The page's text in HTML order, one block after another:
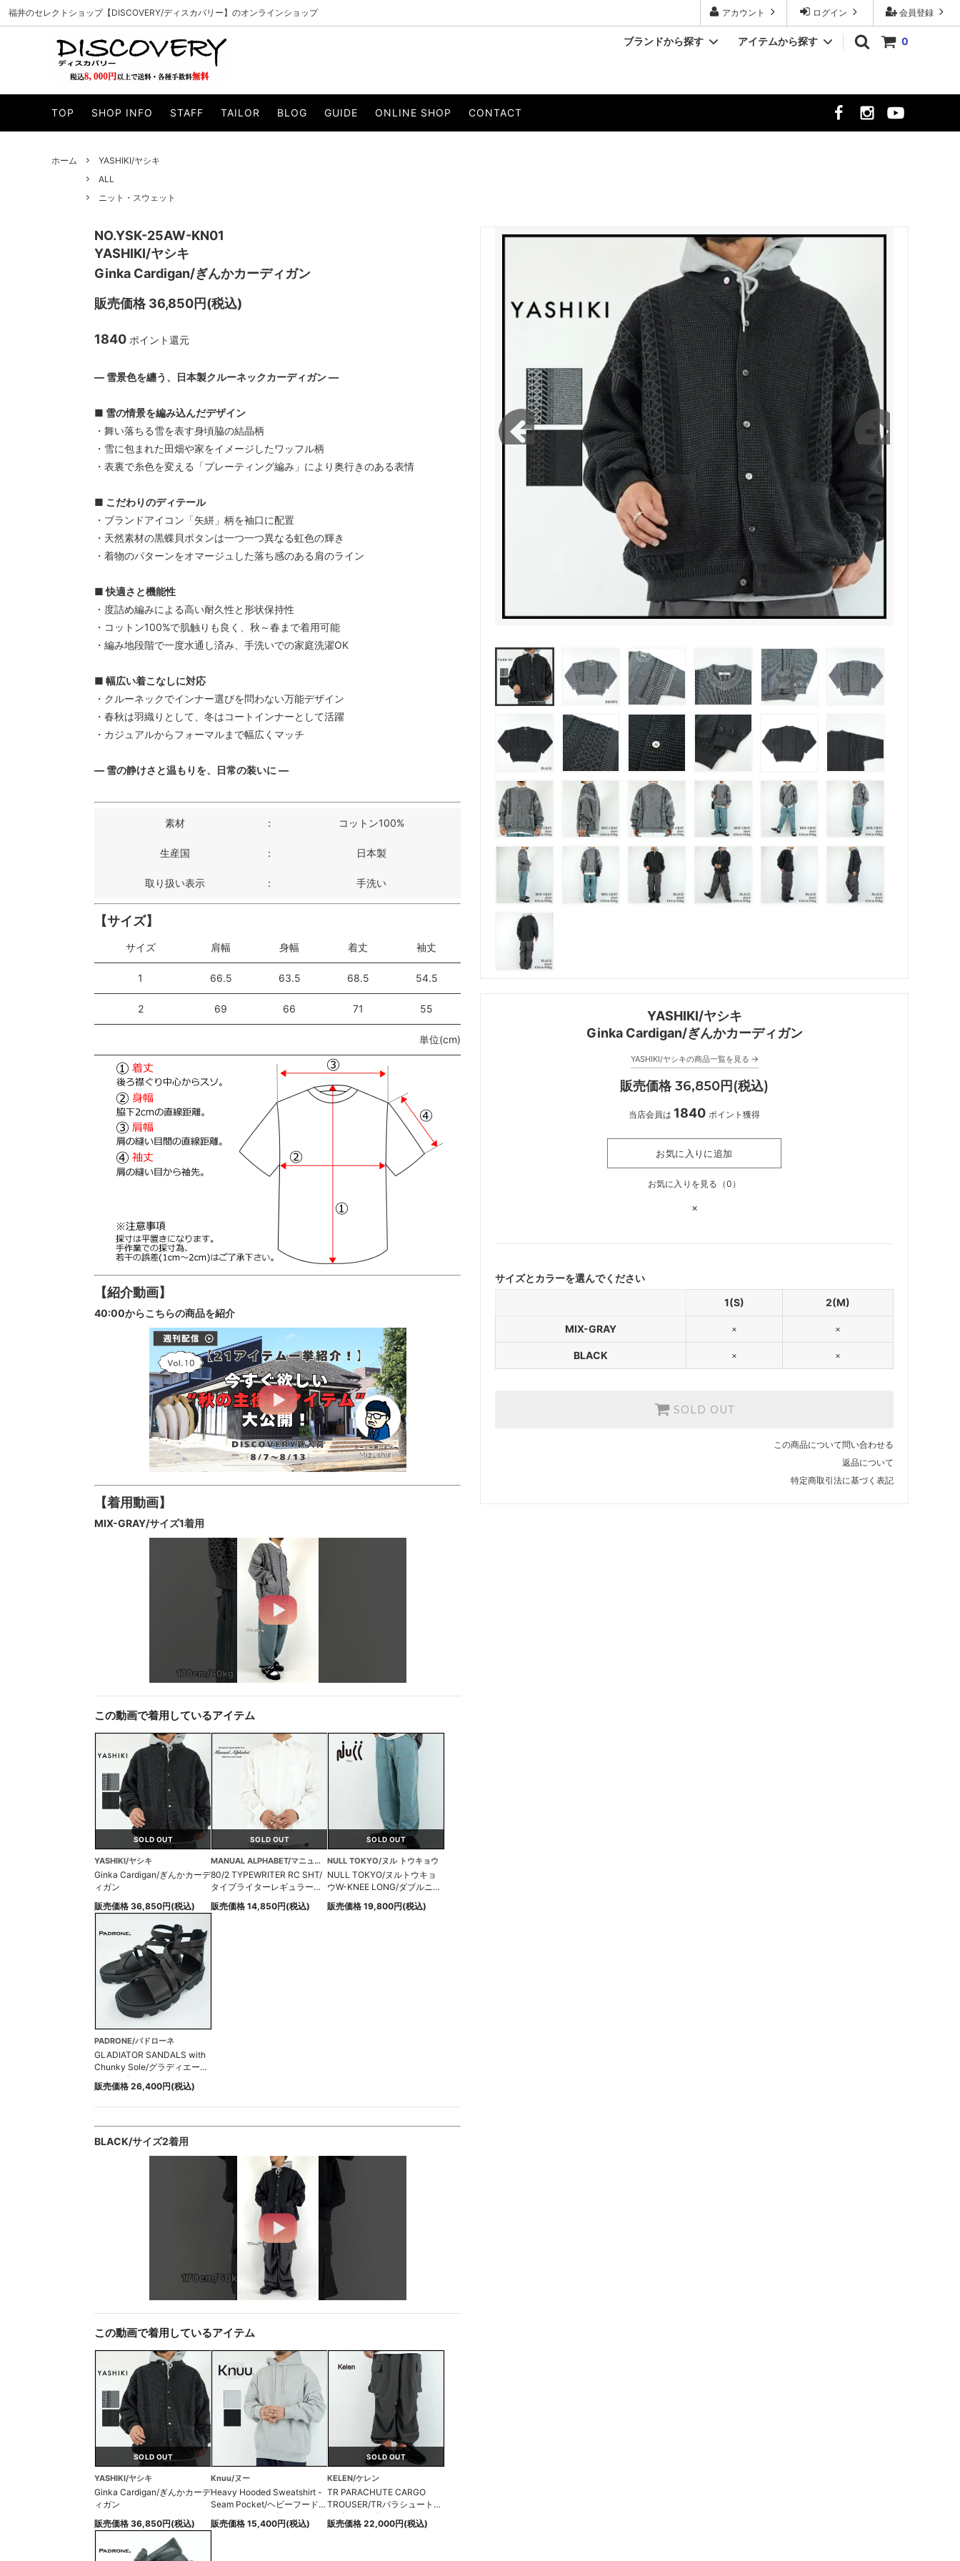
会員登録
ログイン
アカウント
福井のセレクトショップ【DISCOVERY/ディスカバリー】のオンラインショップ
0
ブランドから探す
MANUAL ALPHABET/マニュアルアルファベ
ット
WHEELROBE/ウィールローブ PERS PROJECTS/パースプロジェクト
VAGUE WATCH CO./ヴァーグウォッチカン
WELLDER/ウェルダー
SUNCORE/サンコア LUCEBER/ルースバー
unre:count/アンリカウント OPULENCE/オーピュレンス hayt/ハイト
Modem design/モデムデザイン PRODUCT LAB./プロダクトラボ Si/エスアイ
Bernabeu/ベルナベウ
アイテムから探す
ニット・スウェット カットソー・Tシャツ パンツ
サイフ・バッグ
TOP SHOP INFO STAFF TAILOR BLOG GUIDE ONLINE SHOP CONTACT
ホーム
YASHIKI/ヤシキ
ALL
ニット・スウェット
YASHIKI/ヤシキ
Ginka Cardigan/ぎんかカーディガン
YASHIKI/ヤシキの商品一覧を見る →
販売価格 36,850円(税込)
当店会員は 1840 ポイント獲得
お気に入りに追加
お気に入りを見る（0 ）
×
サイズとカラーを選んでください
1(S)
2(M)
MIX-GRAY × ×
BLACK × ×
SOLD OUT
この商品について問い合わせる
返品について
特定商取引法に基づく表記
NO.YSK-25AW-KN01
YASHIKI/ヤシキ
Ginka Cardigan/ぎんかカーディガン
販売価格 36,850円(税込)
1840 ポイント還元
― 雪景色を纏う、日本製クルーネックカーディガン ―
■ 雪の情景を編み込んだデザイン
・舞い落ちる雪を表す身頃脇の結晶柄
・雪に包まれた田畑や家をイメージしたワッフル柄
・表裏で糸色を変える「プレーティング編み」により奥行きのある表情
■ こだわりのディテール
・ブランドアイコン「矢絣」柄を袖口に配置
・天然素材の黒蝶貝ボタンは一つ一つ異なる虹色の輝き
・着物のパターンをオマージュした落ち感のある肩のライン
■ 快適さと機能性
・度詰め編みによる高い耐久性と形状保持性
・コットン100%で肌触りも良く、秋～春まで着用可能
・編み地段階で一度水通し済み、手洗いでの家庭洗濯OK
■ 幅広い着こなしに対応
・クルーネックでインナー選びを問わない万能デザイン
・春秋は羽織りとして、冬はコートインナーとして活躍
・カジュアルからフォーマルまで幅広くマッチ
― 雪の静けさと温もりを、日常の装いに ―
素材 ： コットン100%
生産国 ： 日本製
取り扱い表示 ： 手洗い
【サイズ】
サイズ 肩幅 身幅 着丈 袖丈
1 66.5 63.5 68.5 54.5
2 69 66 71 55
単位(cm)
【紹介動画】
40:00からこちらの商品を紹介
【着用動画】
MIX-GRAY/サイズ1着用
この動画で着用しているアイテム
SOLD OUT
YASHIKI/ヤシキ
Ginka Cardigan/ぎんかカーデ
ィガン
販売価格 36,850円(税込)
SOLD OUT
MANUAL ALPHABET/マニュアルアルファベット
80/2 TYPEWRITER RC SHT/
タイプライターレギュラーカ
販売価格 14,850円(税込)
SOLD OUT
NULL TOKYO/ヌル トウキョウ
NULL TOKYO/ヌルトウキョ
ウW-KNEE LONG/ダブルニー
ロングパンツ
販売価格 19,800円(税込)
PADRONE/パドローネ
GLADIATOR SANDALS with
Chunky Sole/グラディエータ
ーサンダルチャンキーソール
販売価格 26,400円(税込)
BLACK/サイズ2着用
この動画で着用しているアイテム
SOLD OUT
YASHIKI/ヤシキ
Ginka Cardigan/ぎんかカーデ
ィガン
販売価格 36,850円(税込)
Knuu/ヌー
Heavy Hooded Sweatshirt -
Seam Pocket/ヘビーフードス
ウェットシームポケット
販売価格 15,400円(税込)
SOLD OUT
KELEN/ケレン
TR PARACHUTE CARGO
TROUSER/TRパラシュートカ
ーゴトラウザー
販売価格 22,000円(税込)